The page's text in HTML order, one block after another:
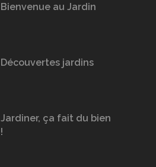
Bienvenue au Jardin
Découvertes jardins
Jardiner, ça fait du bien
!